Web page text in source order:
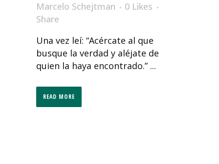
Marcelo Schejtman
0 Likes
Share
Una vez leí: “Acércate al que
busque la verdad y aléjate de
quien la haya encontrado.” ...
READ MORE